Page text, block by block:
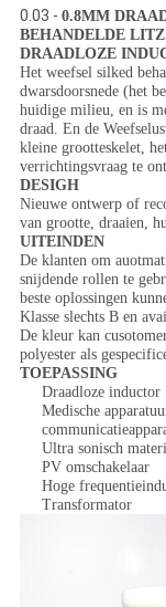
0.03 - 0.8MM
BEHANDELDE
DRAADLOZE
Het weefsel silked
dwarsdoorsnede (het
huidige milieu, en is
draad. En de
kleine grootteskelet,
verrichtingsvraag te
DESIGH
Nieuwe ontwerp of
van grootte, draaien,
UITEINDEN
De klanten om
snijdende rollen te
beste oplossingen
Klasse slechts B en
De kleur kan
polyester als
TOEPASSING
Draadloze inductor
Medische
Ultra sonisch
PV omschakelaar
Hoge
Transformator